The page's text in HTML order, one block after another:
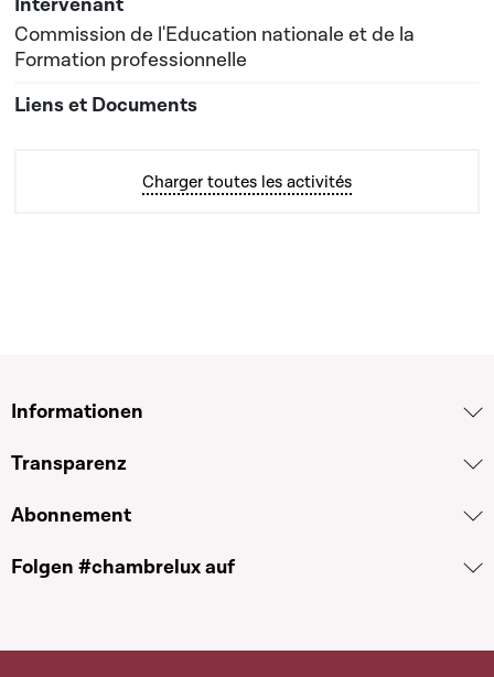
Commission de l'Education nationale et de la
Formation professionnelle
Charger toutes les activités
Informationen
Transparenz
Abonnement
Folgen #chambrelux auf